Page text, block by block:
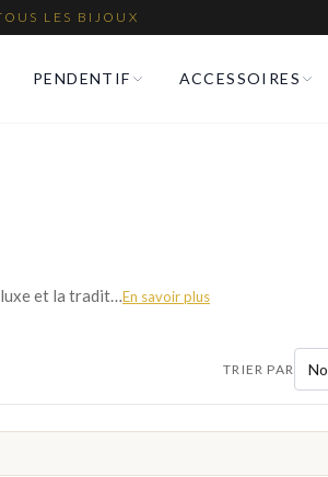
LES BIJOUX
PENDENTIF ACCESSOIRES
L'or jaune est le classique intemporel de la joaillerie. Sa teinte chaleureuse et lumineuse évoque le luxe et la tradition. Notre collection de bijoux en or jaune réunit bagues, bracelets, colliers et boucles d'oreilles. Livraison offerte en France métropolitaine.En savoir plus
TRIER PAR